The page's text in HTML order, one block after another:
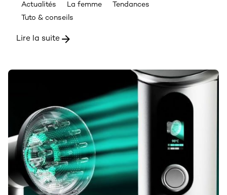
Actualités La femme
Tendances
Tuto & conseils
Lire la suite